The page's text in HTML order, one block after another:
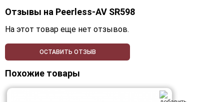
Отзывы на Peerless-AV SR598
На этот товар еще нет отзывов.
ОСТАВИТЬ ОТЗЫВ
Похожие товары